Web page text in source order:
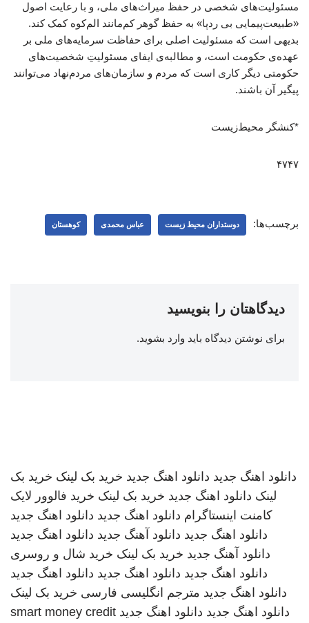
مسئولیت‌های شخصی در حفظ میراث‌های ملی، و با رعایت اصول
«طبیعت‌پیمایی بی ردپا» به حفظ گوهر کم‌مانند الم‌کوه کمک کند.
بدیهی است که مسئولیت اصلی برای حفاظت سرمایه‌های ملی بر
عهده‌ی حکومت است، و مطالبه‌ی ایفای مسئولیتِ شخصیت‌های
حکومتی دیگر کاری است که مردم و سازمان‌های مردم‌نهاد می‌توانند
پیگیر آن باشند.
*کنشگر محیط‌زیست
۴۷۴۷
برچسب‌ها: دوستداران محیط زیست عباس محمدی کوهستان
دیدگاهتان را بنویسید
برای نوشتن دیدگاه باید وارد بشوید.
دانلود اهنگ جدید دانلود اهنگ جدید خرید بک لینک خرید بک
لینک دانلود اهنگ جدید خرید بک لینک خرید فالوور لایک
کامنت اینستاگرام دانلود اهنگ جدید دانلود اهنگ جدید
دانلود اهنگ جدید دانلود آهنگ جدید دانلود اهنگ جدید
دانلود آهنگ جدید خرید بک لینک خرید شال و روسری
دانلود اهنگ جدید دانلود اهنگ جدید دانلود اهنگ جدید
دانلود اهنگ جدید مترجم انگلیسی فارسی خرید بک لینک
دانلود اهنگ جدید دانلود اهنگ جدید smart money credit